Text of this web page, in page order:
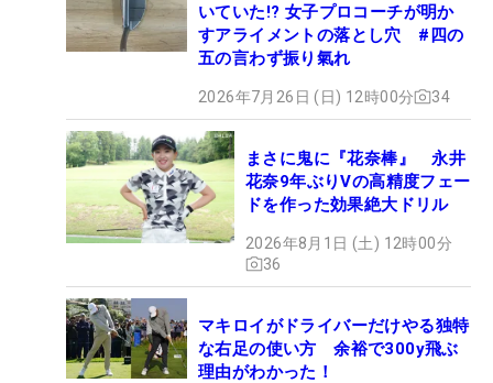
いていた!? 女子プロコーチが明か
すアライメントの落とし穴 #四の
五の言わず振り氣れ
2026年7月26日 (日) 12時00分 34
まさに鬼に『花奈棒』 永井
花奈9年ぶりVの高精度フェー
ドを作った効果絶大ドリル
2026年8月1日 (土) 12時00分
36
マキロイがドライバーだけやる独特
な右足の使い方 余裕で300y飛ぶ
理由がわかった！